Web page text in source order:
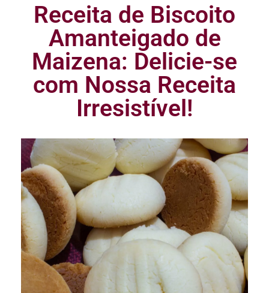
Receita de Biscoito
Amanteigado de
Maizena: Delicie-se
com Nossa Receita
Irresistível!